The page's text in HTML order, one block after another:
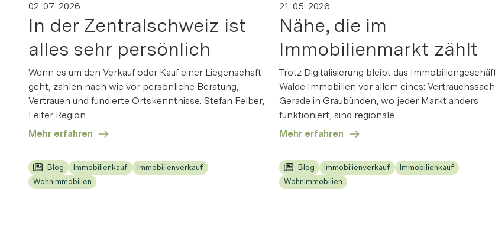
02. 07. 2026
In der Zentralschweiz ist
alles sehr persönlich
Wenn es um den Verkauf oder Kauf einer Liegenschaft
geht, zählen nach wie vor persönliche Beratung,
Vertrauen und fundierte Ortskenntnisse. Stefan Felber,
Leiter Region...
Mehr erfahren
Blog Immobilienkauf
Immobilienverkauf
Wohnimmobilien
21. 05. 2026
Nähe, die im
Immobilienmarkt zählt
Trotz Digitalisierung bleibt das
Walde Immobilien vor allem eines:
Gerade in Graubünden, wo jeder Markt anders
funktioniert, sind regionale...
Mehr erfahren
Blog Immobilienverkauf
Immobilienkauf
Wohnimmobilien
Direkt teilen